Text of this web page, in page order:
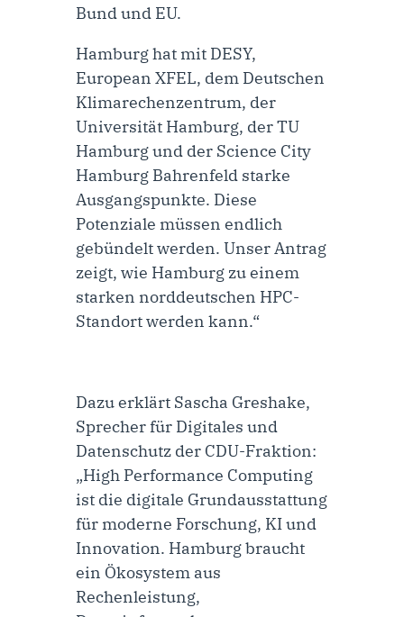
Bund und EU.
Hamburg hat mit DESY,
European XFEL, dem Deutschen
Klimarechenzentrum, der
Universität Hamburg, der TU
Hamburg und der Science City
Hamburg Bahrenfeld starke
Ausgangspunkte. Diese
Potenziale müssen endlich
gebündelt werden. Unser Antrag
zeigt, wie Hamburg zu einem
starken norddeutschen HPC-
Standort werden kann.“
Dazu erklärt Sascha Greshake,
Sprecher für Digitales und
Datenschutz der CDU-Fraktion:
„High Performance Computing
ist die digitale Grundausstattung
für moderne Forschung, KI und
Innovation. Hamburg braucht
ein Ökosystem aus
Rechenleistung,